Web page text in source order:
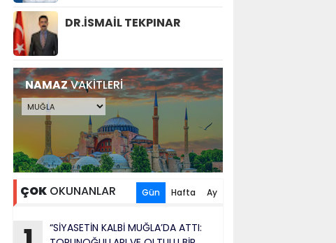
DR.İSMAİL TEKPINAR
NAMAZVAKİTLERİ
ÇOK OKUNANLAR Gün Hafta Ay
“SİYASETİN KALBİ MUĞLA’DA ATTI: